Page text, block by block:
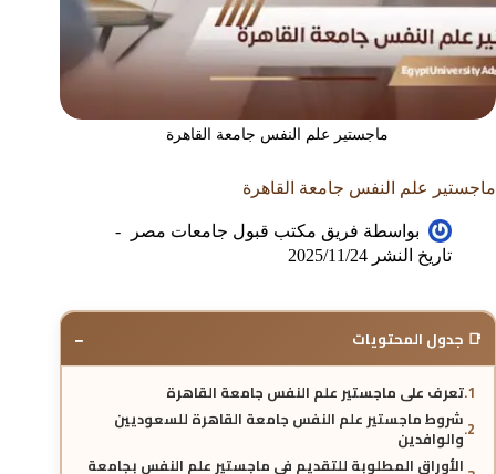
ماجستير علم النفس جامعة القاهرة
ماجستير علم النفس جامعة القاهرة
بواسطة فريق مكتب قبول جامعات مصر
تاريخ النشر 2025/11/24
📑 جدول المحتويات −
تعرف على ماجستير علم النفس جامعة القاهرة
شروط ماجستير علم النفس جامعة القاهرة للسعوديين
والوافدين
الأوراق المطلوبة للتقديم في ماجستير علم النفس بجامعة